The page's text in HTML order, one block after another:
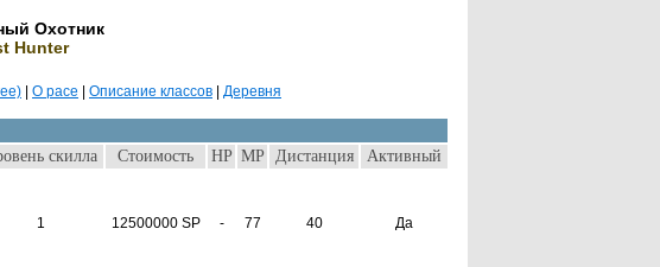
Охотник
Hunter
О расе Описание классов Деревня
скилла Стоимость HP MP Дистанция Активный
1 12500000 SP - 77 40 Да